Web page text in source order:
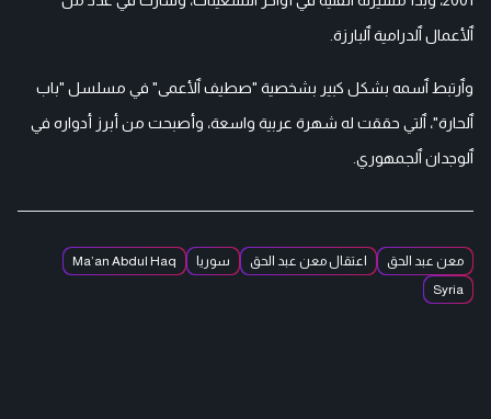
ٱلأعمال ٱلدرامية ٱلبارزة.
وٱرتبط ٱسمه بشكل كبير بشخصية "صطيف ٱلأعمى" في مسلسل "باب
ٱلحارة"، ٱلتي حققت له شهرة عربية واسعة، وأصبحت من أبرز أدواره في
ٱلوجدان ٱلجمهوري.
معن عبد الحق اعتقال معن عبد الحق سوريا
Ma’an Abdul Haq
Syria